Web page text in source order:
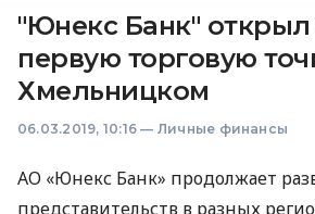
"Юнекс Банк"
первую торговую
Хмельницком
06.03.2019, 10:16 — Личные финансы
АО «Юнекс Банк» продолжает
представительств в разных